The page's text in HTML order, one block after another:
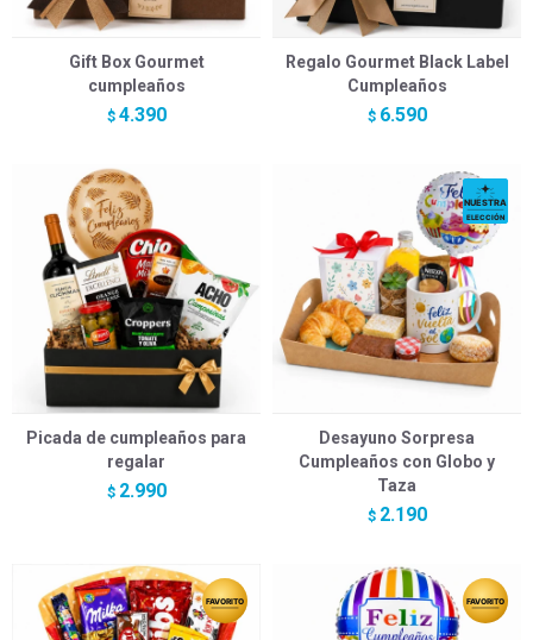
Gift Box Gourmet
cumpleaños
$ 4.390
Regalo Gourmet Black Label
Cumpleaños
$ 6.590
Picada de cumpleaños para
regalar
$ 2.990
Desayuno Sorpresa
Cumpleaños con Globo y
Taza
$ 2.190